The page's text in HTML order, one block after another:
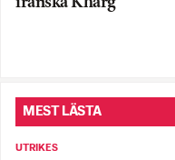
MEST LÄSTA
UTRIKES